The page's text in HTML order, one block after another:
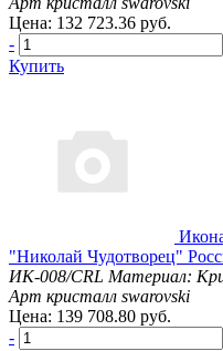
Цена: 132 723.36 руб.
-
Купить
"Николай Чудотворец"
ИК-008/CRL Материал:
Арт кристалл swarovski
Цена: 139 708.80 руб.
-